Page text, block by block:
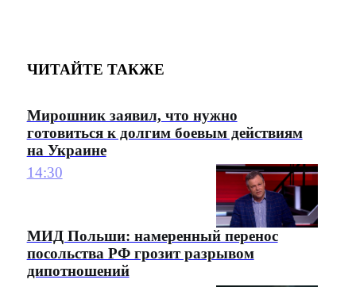
ЧИТАЙТЕ ТАКЖЕ
Мирошник заявил, что нужно
готовиться к долгим боевым действиям
на Украине
14:30
МИД Польши: намеренный перенос
посольства РФ грозит разрывом
дипотношений